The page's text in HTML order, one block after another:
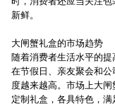
新鲜。
大闸蟹礼盒的市场趋势
随着消费者生活水平的
在节假日、亲友聚会和
度越来越高。市场上大
定制礼盒，各具特色，